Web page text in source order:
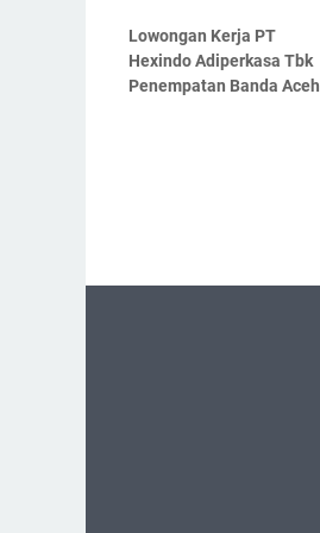
Lowongan Kerja PT
Hexindo Adiperkasa Tbk
Penempatan Banda Aceh